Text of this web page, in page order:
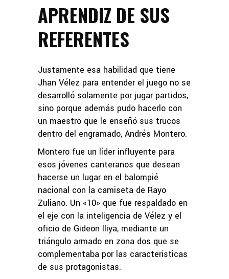
APRENDIZ DE SUS
REFERENTES
Justamente esa habilidad que tiene
Jhan Vélez para entender el juego no se
desarrolló solamente por jugar partidos,
sino porque además pudo hacerlo con
un maestro que le enseñó sus trucos
dentro del engramado, Andrés Montero.
Montero fue un líder influyente para
esos jóvenes canteranos que desean
hacerse un lugar en el balompié
nacional con la camiseta de Rayo
Zuliano. Un «10» que fue respaldado en
el eje con la inteligencia de Vélez y el
oficio de Gideon Iliya, mediante un
triángulo armado en zona dos que se
complementaba por las características
de sus protagonistas.